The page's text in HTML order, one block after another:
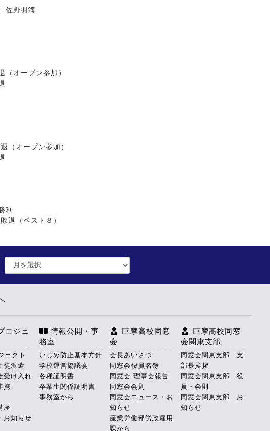
羽海
プン参加）
オープン参加）
スト８）
ロジェ
ェクト
徒派遣
受け入れ
携
座
お知らせ
情報公開・事
務室
いじめ防止基本方針
学校運営協議会
各種証明書
卒業生関係証明書
事務室から
巨摩高校同窓
会
会長あいさつ
同窓会役員名簿
同窓会 理事会報告
同窓会会則
同窓会ニュース・お
知らせ
産業労働部労政雇用
課から
巨摩高校同窓
会関東支部
同窓会関東支部 支
部長挨拶
同窓会関東支部 役
員・会則
同窓会関東支部 お
知らせ